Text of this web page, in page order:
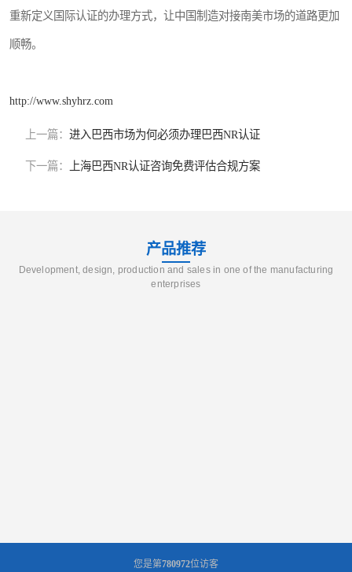
重新定义国际认证的办理方式，让中国制造对接南美市场的道路更加
顺畅。
http://www.shyhrz.com
上一篇： 进入巴西市场为何必须办理巴西NR认证
下一篇： 上海巴西NR认证咨询免费评估合规方案
产品推荐
Development, design, production and sales in one of the manufacturing
enterprises
您是第780972位访客